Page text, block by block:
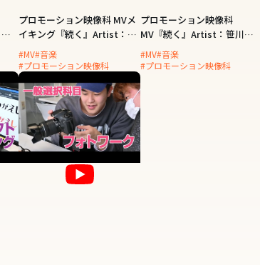
プロモーション映像科 MVメ
イキング『続く』Artist：笹
川美和
#MV#音楽
#プロモーション映像科
プロモーション映像科
MV『続く』Artist：笹川美
和
#MV#音楽
#プロモーション映像科